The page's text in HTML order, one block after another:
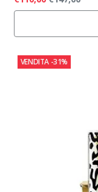
VENDITA -31%